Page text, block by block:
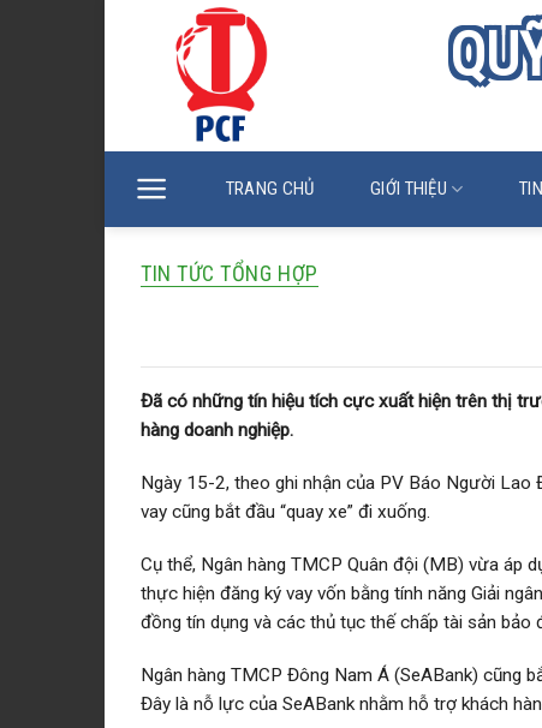
TRANG CHỦ GIỚI THIỆU
TIN TỨC TỔNG HỢP
Đã có những tín hiệu tích cực xuất hiện trên thị
hàng doanh nghiệp.
Ngày 15-2, theo ghi nhận của PV Báo Người
vay cũng bắt đầu “quay xe” đi xuống.
Cụ thể, Ngân hàng TMCP Quân đội (MB) vừa áp
thực hiện đăng ký vay vốn bằng tính năng Giải
đồng tín dụng và các thủ tục thế chấp tài sản
Ngân hàng TMCP Đông Nam Á (SeABank) cũng
Đây là nỗ lực của SeABank nhằm hỗ trợ khách